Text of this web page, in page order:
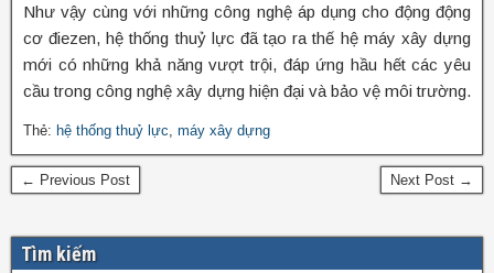
Như vậy cùng với những công nghệ áp dụng cho động động
cơ điezen, hệ thống thuỷ lực đã tạo ra thế hệ máy xây dựng
mới có những khả năng vượt trội, đáp ứng hầu hết các yêu
cầu trong công nghệ xây dựng hiện đại và bảo vệ môi trường.
Thẻ: hệ thống thuỷ lực máy xây dựng
← Previous Post Next Post →
Tìm kiếm